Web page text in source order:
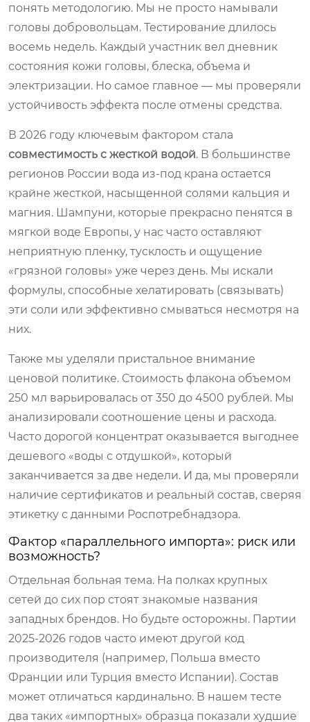
понять методологию. Мы не просто намывали
головы добровольцам. Тестирование длилось
восемь недель. Каждый участник вел дневник
состояния кожи головы, блеска, объема и
электризации. Но самое главное — мы проверяли
устойчивость эффекта после отмены средства.
В 2026 году ключевым фактором стала
совместимость с жесткой водой. В большинстве
регионов России вода из-под крана остается
крайне жесткой, насыщенной солями кальция и
магния. Шампуни, которые прекрасно пенятся в
мягкой воде Европы, у нас часто оставляют
неприятную пленку, тусклость и ощущение
«грязной головы» уже через день. Мы искали
формулы, способные хелатировать (связывать)
эти соли или эффективно смываться несмотря на
них.
Также мы уделяли пристальное внимание
ценовой политике. Стоимость флакона объемом
250 мл варьировалась от 350 до 4500 рублей. Мы
анализировали соотношение цены и расхода.
Часто дорогой концентрат оказывается выгоднее
дешевого «воды с отдушкой», который
заканчивается за две недели. И да, мы проверяли
наличие сертификатов и реальный состав, сверяя
этикетку с данными Роспотребнадзора.
Фактор «параллельного импорта»: риск или
возможность?
Отдельная больная тема. На полках крупных
сетей до сих пор стоят знакомые названия
западных брендов. Но будьте осторожны. Партии
2025-2026 годов часто имеют другой код
производителя (например, Польша вместо
Франции или Турция вместо Испании). Состав
может отличаться кардинально. В нашем тесте
два таких «импортных» образца показали худшие